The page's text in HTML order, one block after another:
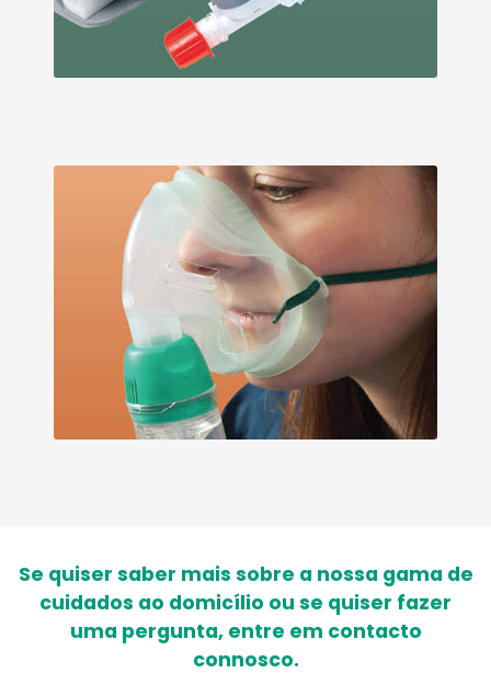
Se quiser saber mais sobre a nossa gama de
cuidados ao domicílio ou se quiser fazer
uma pergunta, entre em contacto
connosco.